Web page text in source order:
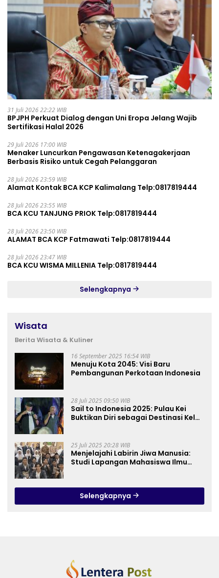
31 Juli 2026 22:22 WIB
BPJPH Perkuat Dialog dengan Uni Eropa Jelang Wajib
Sertifikasi Halal 2026
29 Juli 2026 17:00 WIB
Menaker Luncurkan Pengawasan Ketenagakerjaan
Berbasis Risiko untuk Cegah Pelanggaran
28 Juli 2026 23:59 WIB
Alamat Kontak BCA KCP Kalimalang Telp:0817819444
28 Juli 2026 23:55 WIB
BCA KCU TANJUNG PRIOK Telp:0817819444
28 Juli 2026 23:50 WIB
ALAMAT BCA KCP Fatmawati Telp:0817819444
28 Juli 2026 23:47 WIB
BCA KCU WISMA MILLENIA Telp:0817819444
Selengkapnya
Wisata
Berita Wisata & Kuliner
16 September 2025 16:54 WIB
Menuju Kota 2045: Visi Baru
Pembangunan Perkotaan Indonesia
28 Juli 2025 09:50 WIB
Sail to Indonesia 2025: Pulau Kei
Buktikan Diri sebagai Destinasi Kelas
25 Juli 2025 20:28 WIB
Menjelajahi Labirin Jiwa Manusia:
Studi Lapangan Mahasiswa Ilmu
Selengkapnya